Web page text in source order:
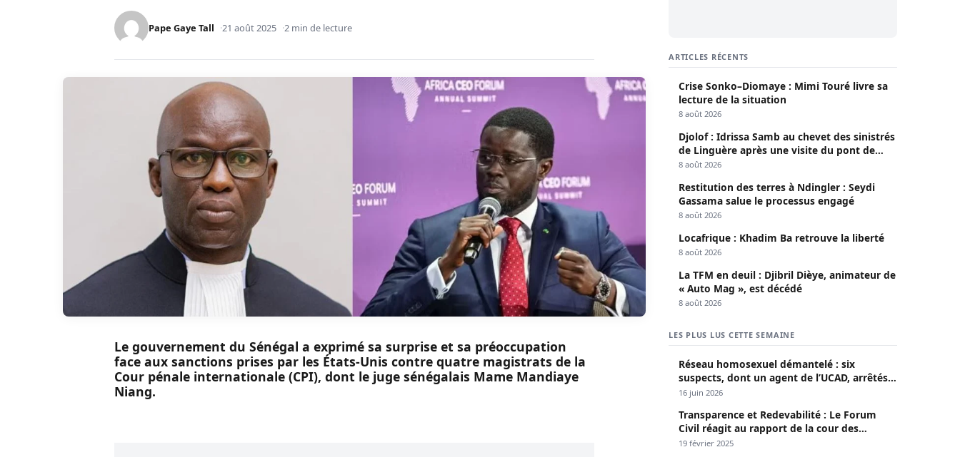
Pape Gaye Tall 21 août 2025 2 min de lecture
Le gouvernement du Sénégal a exprimé sa surprise et sa préoccupation
face aux sanctions prises par les États-Unis contre quatre magistrats de la
Cour pénale internationale (CPI), dont le juge sénégalais Mame Mandiaye
Niang.
ARTICLES RÉCENTS
Crise Sonko–Diomaye : Mimi Touré livre sa
lecture de la situation
8 août 2026
Djolof : Idrissa Samb au chevet des sinistrés
de Linguère après une visite du pont de
Thylla
8 août 2026
Restitution des terres à Ndingler : Seydi
Gassama salue le processus engagé
8 août 2026
Locafrique : Khadim Ba retrouve la liberté
8 août 2026
La TFM en deuil : Djibril Dièye, animateur de
« Auto Mag », est décédé
8 août 2026
LES PLUS LUS CETTE SEMAINE
Réseau homosexuel démantelé : six
suspects, dont un agent de l’UCAD, arrêtés à
Keur Massar ; l’un avoue avoir propagé le
16 juin 2026
Transparence et Redevabilité : Le Forum
Civil réagit au rapport de la cour des
comptes
19 février 2025